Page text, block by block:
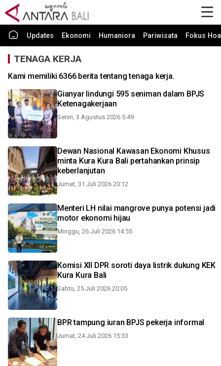
Updates Ekonomi Humaniora Pariwisata Fokus
TENAGA KERJA
Kami memiliki 6366 berita tentang tenaga kerja.
Gianyar lindungi 595 seniman dalam BPJS
Ketenagakerjaan
Senin, 3 Agustus 2026 5:49
Dewan Nasional Kawasan Ekonomi Khusus
minta Kura Kura Bali pertahankan prinsip
keberlanjutan
Jumat, 31 Juli 2026 20:12
Menteri LH nilai mangrove punya potensi jadi
motor ekonomi hijau
Minggu, 26 Juli 2026 14:55
Komisi XII DPR soroti daya listrik dukung KEK
Kura Kura Bali
Sabtu, 25 Juli 2026 20:05
BPR tampung iuran BPJS pekerja informal
Jumat, 24 Juli 2026 15:33